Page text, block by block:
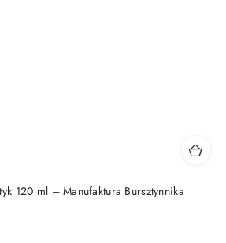
120 ml – Manufaktura Bursztynnika